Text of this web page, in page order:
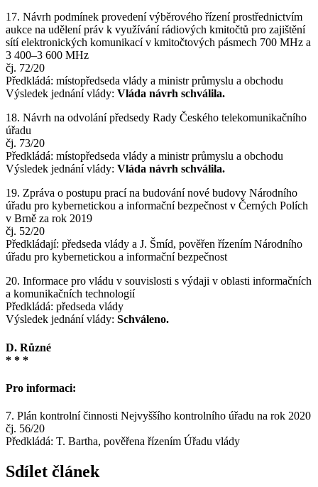
17. Návrh podmínek provedení výběrového řízení prostřednictvím
aukce na udělení práv k využívání rádiových kmitočtů pro zajištění
sítí elektronických komunikací v kmitočtových pásmech 700 MHz a
3 400–3 600 MHz
čj. 72/20
Předkládá: místopředseda vlády a ministr průmyslu a obchodu
Výsledek jednání vlády: Vláda návrh schválila.
18. Návrh na odvolání předsedy Rady Českého telekomunikačního
úřadu
čj. 73/20
Předkládá: místopředseda vlády a ministr průmyslu a obchodu
Výsledek jednání vlády: Vláda návrh schválila.
19. Zpráva o postupu prací na budování nové budovy Národního
úřadu pro kybernetickou a informační bezpečnost v Černých Polích
v Brně za rok 2019
čj. 52/20
Předkládají: předseda vlády a J. Šmíd, pověřen řízením Národního
úřadu pro kybernetickou a informační bezpečnost
20. Informace pro vládu v souvislosti s výdaji v oblasti informačních
a komunikačních technologií
Předkládá: předseda vlády
Výsledek jednání vlády: Schváleno.
D. Různé
* * *
Pro informaci:
7. Plán kontrolní činnosti Nejvyššího kontrolního úřadu na rok 2020
čj. 56/20
Předkládá: T. Bartha, pověřena řízením Úřadu vlády
Sdílet článek